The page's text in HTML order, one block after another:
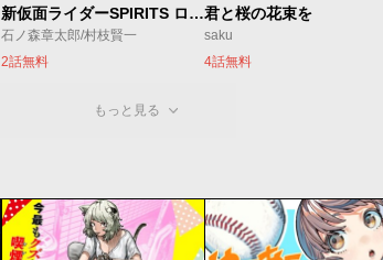
新仮面ライダーSPIRITS ロンリー仮面ライダー編
石ノ森章太郎/村枝賢一
2話無料
君と桜の花束を
saku
4話無料
もっと見る